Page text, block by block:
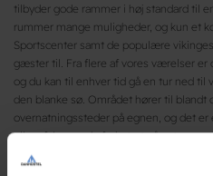
tilbyder gode rammer i høj standard til
rummer mange muligheder, og kun et
Sportscenter samt de populære
gæster til. Fra flere af vores værelser er
og du kan til enhver tid gå en tur ned til
den blanke sø. Området hører til blandt
overnatningssteder på egnen, og det
eller afslappende ferie tæt på naturen.